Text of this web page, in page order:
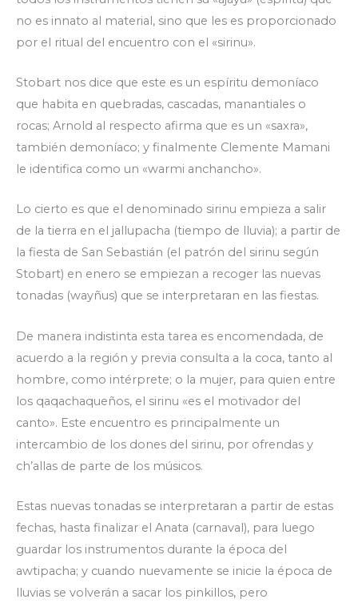
no es innato al material, sino que les es proporcionado
por el ritual del encuentro con el «sirinu».
Stobart nos dice que este es un espíritu demoníaco
que habita en quebradas, cascadas, manantiales o
rocas; Arnold al respecto afirma que es un «saxra»,
también demoníaco; y finalmente Clemente Mamani
le identifica como un «warmi anchancho».
Lo cierto es que el denominado sirinu empieza a salir
de la tierra en el jallupacha (tiempo de lluvia); a partir de
la fiesta de San Sebastián (el patrón del sirinu según
Stobart) en enero se empiezan a recoger las nuevas
tonadas (wayñus) que se interpretaran en las fiestas.
De manera indistinta esta tarea es encomendada, de
acuerdo a la región y previa consulta a la coca, tanto al
hombre, como intérprete; o la mujer, para quien entre
los qaqachaqueños, el sirinu «es el motivador del
canto». Este encuentro es principalmente un
intercambio de los dones del sirinu, por ofrendas y
ch’allas de parte de los músicos.
Estas nuevas tonadas se interpretaran a partir de estas
fechas, hasta finalizar el Anata (carnaval), para luego
guardar los instrumentos durante la época del
awtipacha; y cuando nuevamente se inicie la época de
lluvias se volverán a sacar los pinkillos, pero